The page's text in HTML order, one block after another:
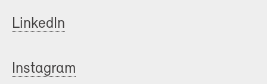
LinkedIn
Instagram